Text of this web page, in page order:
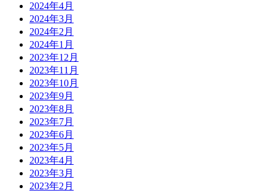
2024年4月
2024年3月
2024年2月
2024年1月
2023年12月
2023年11月
2023年10月
2023年9月
2023年8月
2023年7月
2023年6月
2023年5月
2023年4月
2023年3月
2023年2月